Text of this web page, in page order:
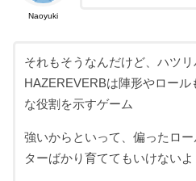
Naoyuki
それもそうなんだけど、ハツ
HAZEREVERBは陣形やロール
な役割を示すゲーム
強いからといって、偏ったロ
ターばかり育ててもいけないよ